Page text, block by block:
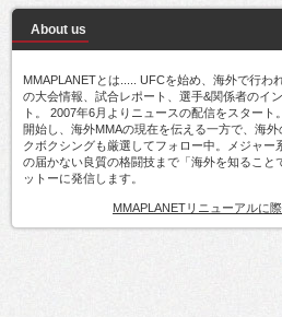
About us
MMAPLANETとは..... UFCを始め、海外で行わ
の大会情報、試合レポート、選手&関係者のイ
ト。 2007年6月よりニュースの配信をスター
開始し、海外MMAの現在を伝える一方で、海
クボクシングも厳選してフォロー中。メジャー
の届かない良質の格闘技まで「海外を知ること
ットーに発信します。
MMAPLANETリニューアルに際